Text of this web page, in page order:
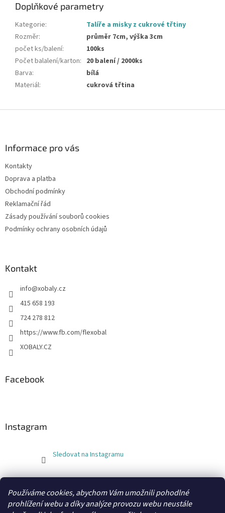
Používáme cookies, abychom Vám umožnili pohodlné
prohlížení webu a díky analýze provozu webu neustále
Doplňkové parametry
Kategorie:
Talíře a misky z cukrové třtiny
Rozměr:
průměr 7cm, výška 3cm
počet ks/balení:
100ks
Počet balalení/karton: 20 balení / 2000ks
Barva:
bílá
Materiál: cukrová třtina
Informace pro vás
Kontakty
Doprava a platba
Obchodní podmínky
Reklamační řád
Zásady používání souborů cookies
Podmínky ochrany osobních údajů
Kontakt
info@xobaly.cz
415 658 193
724 278 812
https://www.fb.com/flexobal
XOBALY.CZ
Facebook
Instagram
Sledovat na Instagramu